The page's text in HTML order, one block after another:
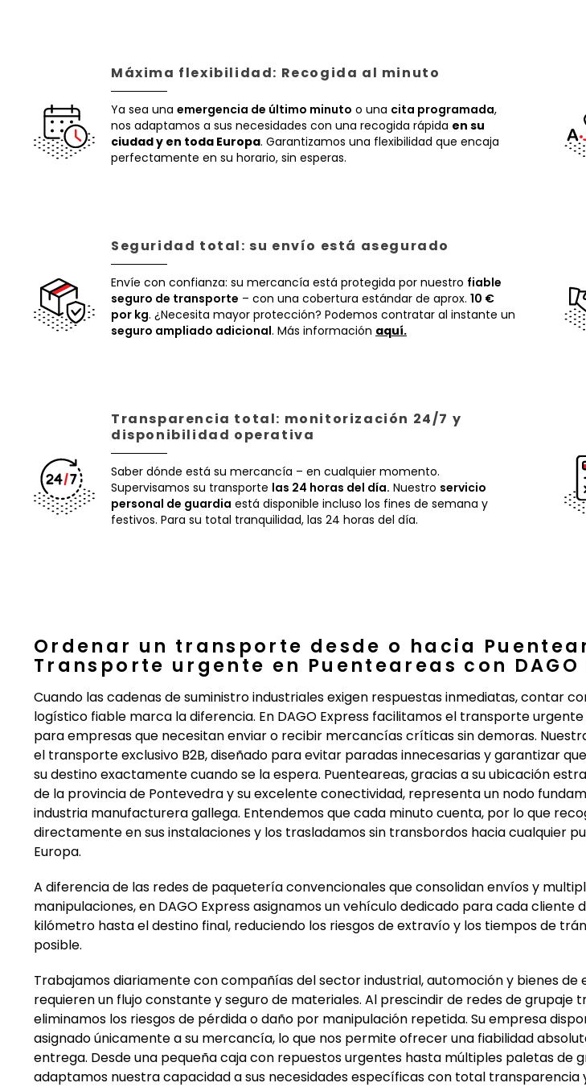
Máxima flexibilidad: Recogida al minuto
Ya sea una emergencia de último minuto o una cita programada,
nos adaptamos a sus necesidades con una recogida rápida en su
ciudad y en toda Europa. Garantizamos una flexibilidad que encaja
perfectamente en su horario, sin esperas.
Seguridad total: su envío está asegurado
Envíe con confianza: su mercancía está protegida por nuestro fiable
seguro de transporte – con una cobertura estándar de aprox. 10 €
por kg. ¿Necesita mayor protección? Podemos contratar al instante un
seguro ampliado adicional. Más información aquí.
Transparencia total: monitorización 24/7 y
disponibilidad operativa
Saber dónde está su mercancía – en cualquier momento.
Supervisamos su transporte las 24 horas del día. Nuestro servicio
personal de guardia está disponible incluso los fines de semana y
festivos. Para su total tranquilidad, las 24 horas del día.
Ordenar un transporte desde o hacia
Transporte urgente en Puenteareas con DAGO
Cuando las cadenas de suministro industriales exigen respuestas inmediatas, contar
logístico fiable marca la diferencia. En DAGO Express facilitamos el transporte
para empresas que necesitan enviar o recibir mercancías críticas sin demoras.
el transporte exclusivo B2B, diseñado para evitar paradas innecesarias y garantizar
su destino exactamente cuando se la espera. Puenteareas, gracias a su ubicación
de la provincia de Pontevedra y su excelente conectividad, representa un nodo
industria manufacturera gallega. Entendemos que cada minuto cuenta, por lo que
directamente en sus instalaciones y los trasladamos sin transbordos hacia cualquier
Europa.
A diferencia de las redes de paquetería convencionales que consolidan envíos y
manipulaciones, en DAGO Express asignamos un vehículo dedicado para cada cliente
kilómetro hasta el destino final, reduciendo los riesgos de extravío y los tiempos de
posible.
Trabajamos diariamente con compañías del sector industrial, automoción y bienes de
requieren un flujo constante y seguro de materiales. Al prescindir de redes de grupaje
eliminamos los riesgos de pérdida o daño por manipulación repetida. Su empresa
asignado únicamente a su mercancía, lo que nos permite ofrecer una fiabilidad
entrega. Desde una pequeña caja con repuestos urgentes hasta múltiples paletas de
adaptamos nuestra capacidad a sus necesidades específicas con total transparencia